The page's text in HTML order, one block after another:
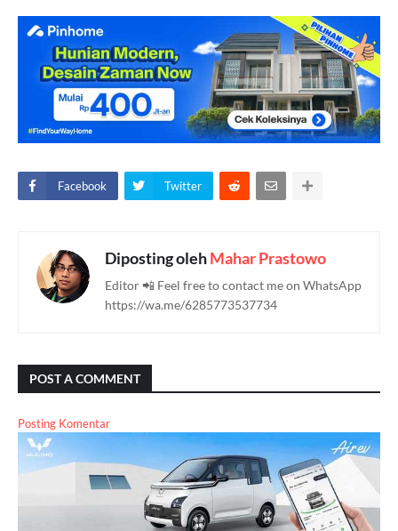
Facebook Twitter
Diposting olehMahar Prastowo
Editor 📲 Feel free to contact me on WhatsApp
https://wa.me/6285773537734
POST A COMMENT
Posting Komentar